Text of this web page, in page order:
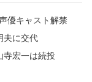
優キャスト解禁
夫に交代
寺宏一は続投